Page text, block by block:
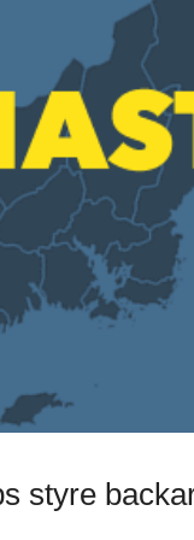
styre